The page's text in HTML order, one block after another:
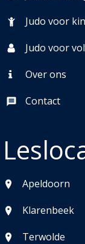
Judo voor
Judo voor
Over ons
Contact
Apeldoorn
Klarenbeek
Terwolde